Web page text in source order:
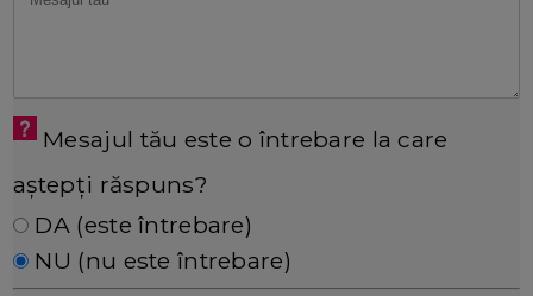
Mesajul tău este o întrebare la care
aștepți răspuns?
DA (este întrebare)
NU (nu este întrebare)